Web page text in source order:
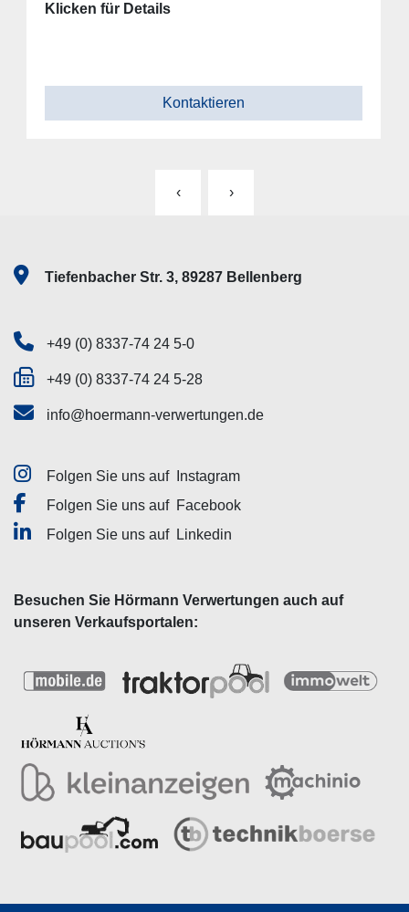
Klicken für Details
Kontaktieren
‹ ›
Tiefenbacher Str. 3, 89287 Bellenberg
+49 (0) 8337-74 24 5-0
+49 (0) 8337-74 24 5-28
info@hoermann-verwertungen.de
Folgen Sie uns auf
Instagram
Folgen Sie uns auf Facebook
Folgen Sie uns auf
Linkedin
Besuchen Sie Hörmann Verwertungen auch auf
unseren Verkaufsportalen: